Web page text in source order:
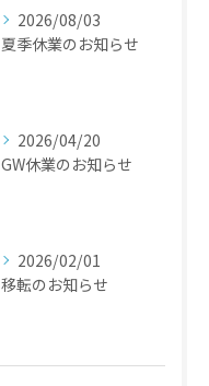
2026/08/03
夏季休業のお知らせ
2026/04/20
GW休業のお知らせ
2026/02/01
移転のお知らせ